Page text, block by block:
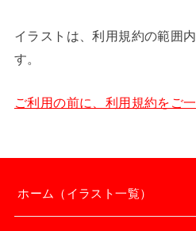
イラストは、利用規約の範囲
す。
ご利用の前に、利用規約をご一
ホーム（イラスト一覧）